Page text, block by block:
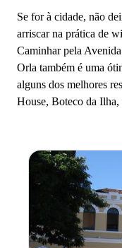
Se for à cidade, não
arriscar na prática de
Caminhar pela
Orla também é uma
alguns dos melhores
House, Boteco da